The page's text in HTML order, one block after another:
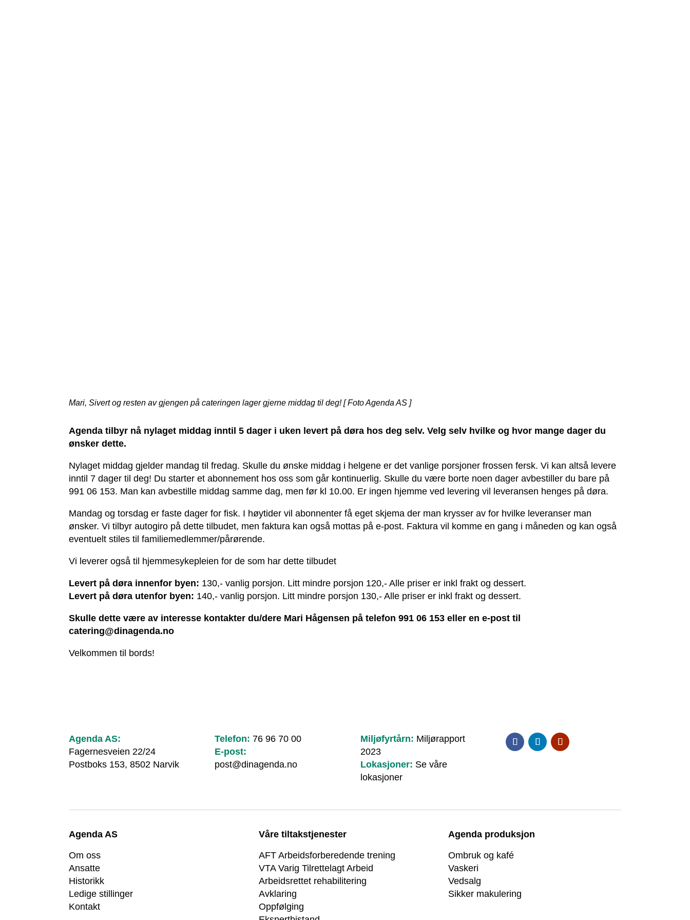
Mari, Sivert og resten av gjengen på cateringen lager gjerne middag til deg! [ Foto Agenda AS ]
Agenda tilbyr nå nylaget middag inntil 5 dager i uken levert på døra hos deg selv.Velg selv hvilke og hvor mange dager du
ønsker dette.
Nylaget middag gjelder mandag til fredag. Skulle du ønske middag i helgene er det vanlige porsjoner frossen fersk. Vi kan altså levere
inntil 7 dager til deg! Du starter et abonnement hos oss som går kontinuerlig. Skulle du være borte noen dager avbestiller du bare på
991 06 153. Man kan avbestille middag samme dag, men før kl 10.00. Er ingen hjemme ved levering vil leveransen henges på døra.
Mandag og torsdag er faste dager for fisk. I høytider vil abonnenter få eget skjema der man krysser av for hvilke leveranser man
ønsker. Vi tilbyr autogiro på dette tilbudet, men faktura kan også mottas på e-post. Faktura vil komme en gang i måneden og kan også
eventuelt stiles til familiemedlemmer/pårørende.
Vi leverer også til hjemmesykepleien for de som har dette tilbudet
Levert på døra innenfor byen: 130,-vanlig porsjon. Litt mindre porsjon 120,-Alle priser er inkl frakt og dessert.
Levert på døra utenfor byen: 140,-vanlig porsjon. Litt mindre porsjon 130,- Alle priser er inkl frakt og dessert.
Skulle dette være av interesse kontakter du/dere Mari Hågensen på telefon 991 06 153 eller en e-post til
catering@dinagenda.no
Velkommen til bords!
Agenda AS:
Fagernesveien 22/24
Postboks 153, 8502 Narvik
Telefon: 76 96 70 00
E-post:
post@dinagenda.no
Miljøfyrtårn: Miljørapport
2023
Lokasjoner: Se våre
lokasjoner
Agenda AS
Om oss
Ansatte
Historikk
Ledige stillinger
Kontakt
Våre tiltakstjenester
AFT Arbeidsforberedende trening
VTA Varig Tilrettelagt Arbeid
Arbeidsrettet rehabilitering
Avklaring
Oppfølging
Agenda produksjon
Ombruk og kafé
Vaskeri
Vedsalg
Sikker makulering